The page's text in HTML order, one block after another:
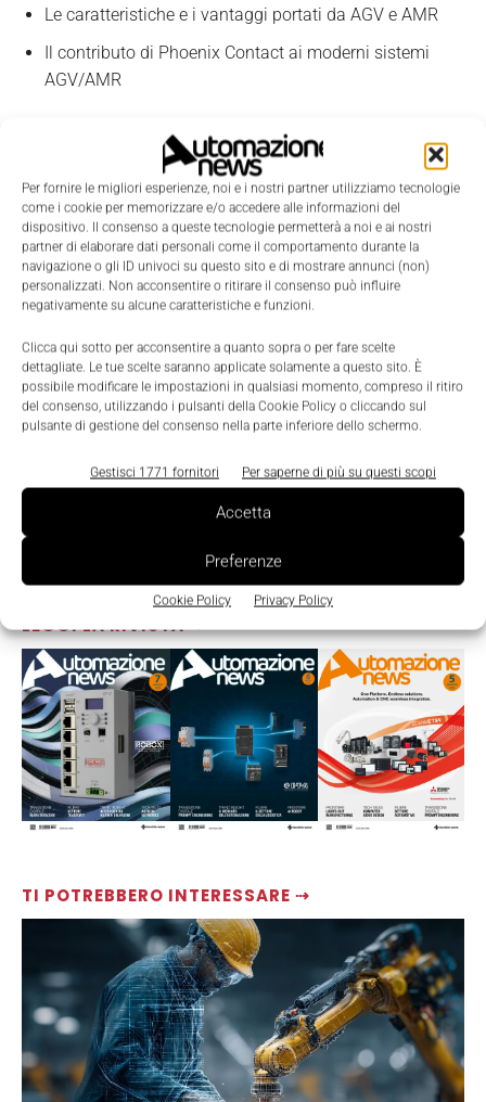
Per fornire le migliori esperienze, noi e i nostri partner utilizziamo tecnologie
come i cookie per memorizzare e/o accedere alle informazioni del
dispositivo. Il consenso a queste tecnologie permetterà a noi e ai nostri
partner di elaborare dati personali come il comportamento durante la
navigazione o gli ID univoci su questo sito e di mostrare annunci (non)
personalizzati. Non acconsentire o ritirare il consenso può influire
negativamente su alcune caratteristiche e funzioni.
Clicca qui sotto per acconsentire a quanto sopra o per fare scelte
dettagliate. Le tue scelte saranno applicate solamente a questo sito. È
possibile modificare le impostazioni in qualsiasi momento, compreso il ritiro
del consenso, utilizzando i pulsanti della Cookie Policy o cliccando sul
pulsante di gestione del consenso nella parte inferiore dello schermo.
Gestisci 1771 fornitori Per saperne di più su questi scopi
Accetta
Preferenze
Cookie Policy Privacy Policy
LEGGI LA RIVISTA ⇢
TI POTREBBERO INTERESSARE ⇢
Le caratteristiche e i vantaggi portati da AGV e AMR
Il contributo di Phoenix Contact ai moderni sistemi
AGV/AMR
SCARICA IL WHITE PAPER GRATUITO
AGV logistica 4.0